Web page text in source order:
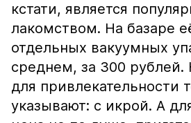
кстати, является
лакомством. На базаре
отдельных вакуумных
среднем, за 300 рублей.
для привлекательности
указывают: с икрой. А